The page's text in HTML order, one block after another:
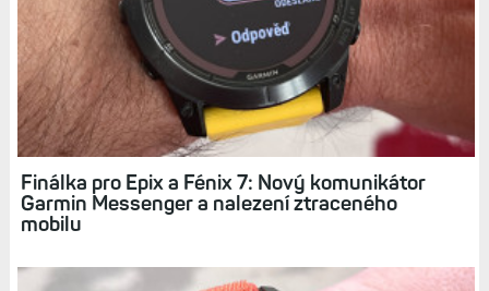
Související články